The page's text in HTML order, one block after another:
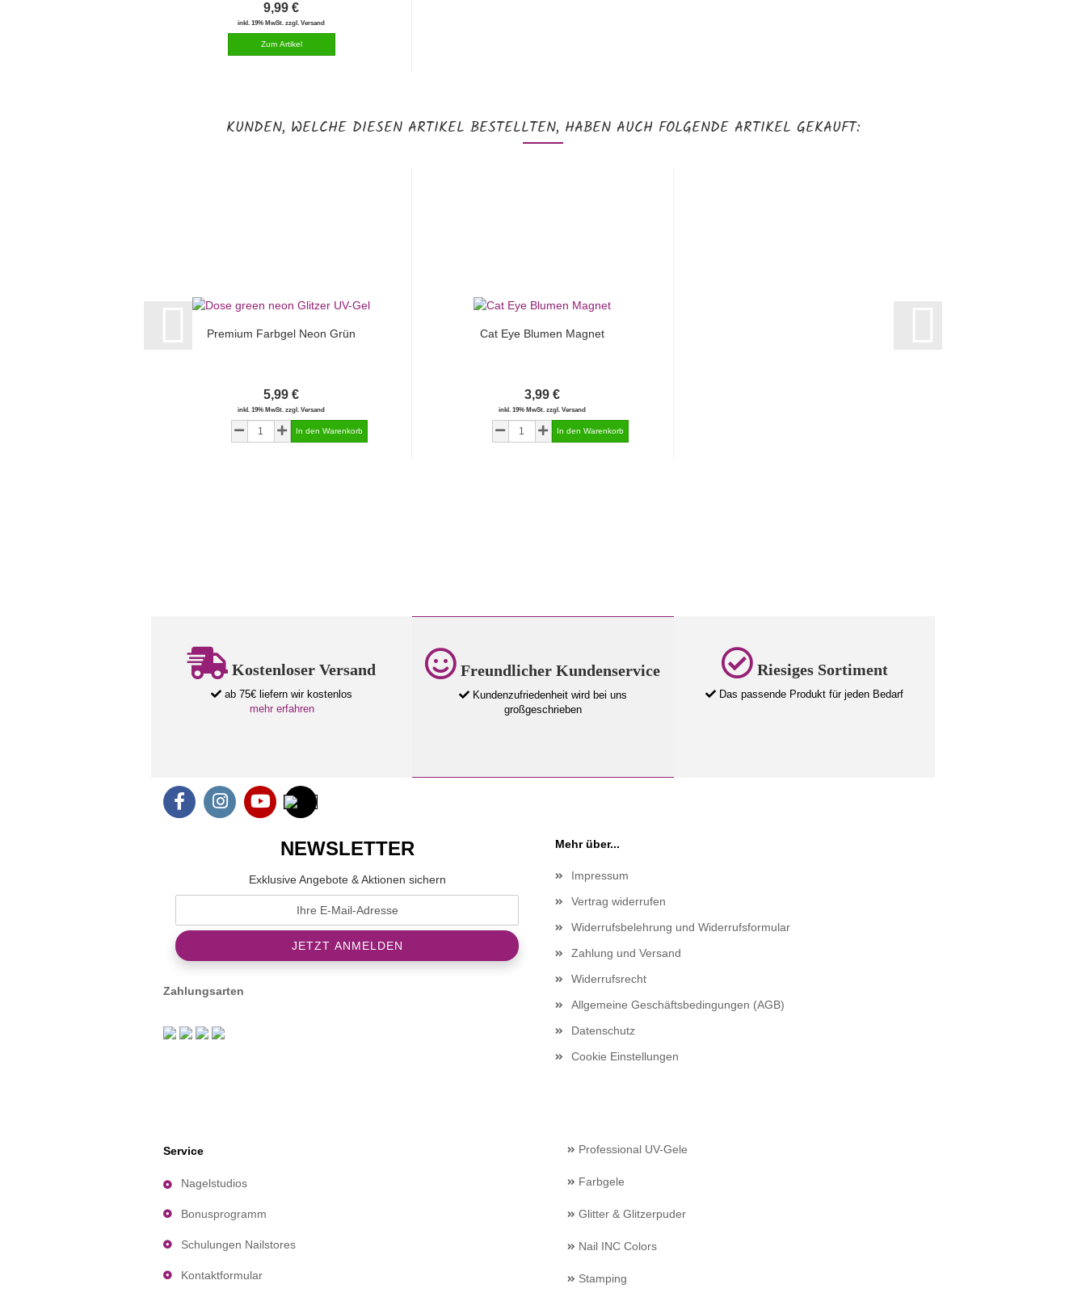
9,99 €
inkl. 19% MwSt. zzgl. Versand
KUNDEN, WELCHE DIESEN ARTIKEL BESTELLTEN, HABEN AUCH FOLGENDE ARTIKEL GEKAUFT:
Premium Farbgel Neon Grün
5,99 €
inkl. 19% MwSt. zzgl. Versand
Cat Eye Blumen Magnet
3,99 €
inkl. 19% MwSt. zzgl. Versand
Kostenloser Versand
ab 75€ liefern wir kostenlos
mehr erfahren
Freundlicher Kundenservice
Kundenzufriedenheit wird bei uns
großgeschrieben
Riesiges Sortiment
Das passende Produkt für jeden Bedarf
NEWSLETTER
Exklusive Angebote & Aktionen sichern
Zahlungsarten
Mehr über...
Impressum
Vertrag widerrufen
Widerrufsbelehrung und Widerrufsformular
Zahlung und Versand
Widerrufsrecht
Allgemeine Geschäftsbedingungen (AGB)
Datenschutz
Cookie Einstellungen
Service
Nagelstudios
Bonusprogramm
Schulungen Nailstores
Kontaktformular
Professional UV-Gele
Farbgele
Glitter & Glitzerpuder
Nail INC Colors
Stamping